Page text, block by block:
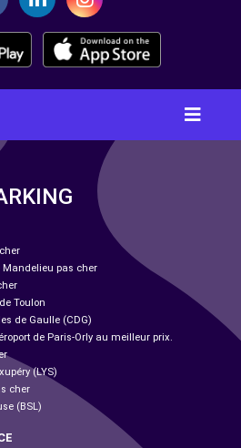
Mandelieu pas cher
Toulon
de Gaulle (CDG)
de Paris-Orly au meilleur prix.
(LYS)
cher
(BSL)